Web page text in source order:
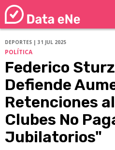
DEPORTES | 31 JUL 2025
POLÍTICA
Federico
Defiende
Retenciones
Clubes No
Jubilatorios"